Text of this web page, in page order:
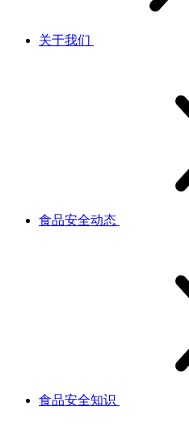
关于我们
食品安全动态
食品安全知识